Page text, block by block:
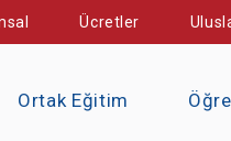
Ücretler
Ortak Eğitim